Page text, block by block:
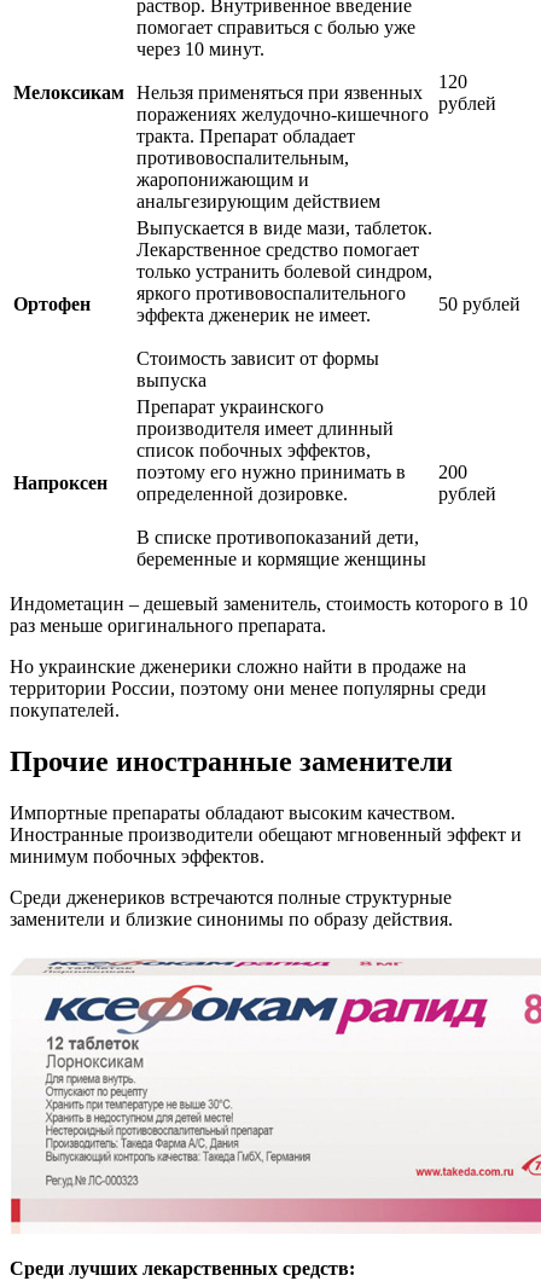
Мелоксикам
раствор. Внутривенное введение
помогает справиться с болью уже
через 10 минут.
Нельзя применяться при язвенных
поражениях желудочно-кишечного
тракта. Препарат обладает
противовоспалительным,
жаропонижающим и
анальгезирующим действием
120
рублей
Ортофен
Выпускается в виде мази, таблеток.
Лекарственное средство помогает
только устранить болевой синдром,
яркого противовоспалительного
эффекта дженерик не имеет.
Стоимость зависит от формы
выпуска
50 рублей
Напроксен
Препарат украинского
производителя имеет длинный
список побочных эффектов,
поэтому его нужно принимать в
определенной дозировке.
В списке противопоказаний дети,
беременные и кормящие женщины
200
рублей
Индометацин – дешевый заменитель, стоимость которого в 10
раз меньше оригинального препарата.
Но украинские дженерики сложно найти в продаже на
территории России, поэтому они менее популярны среди
покупателей.
Прочие иностранные заменители
Импортные препараты обладают высоким качеством.
Иностранные производители обещают мгновенный эффект и
минимум побочных эффектов.
Среди дженериков встречаются полные структурные
заменители и близкие синонимы по образу действия.
Среди лучших лекарственных средств: